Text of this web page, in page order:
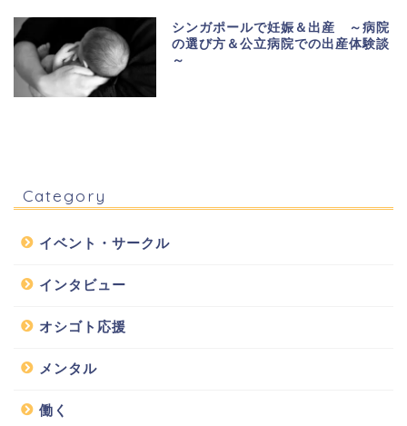
シンガポールで妊娠＆出産 ～病院
の選び方＆公立病院での出産体験談
～
Category
イベント・サークル
インタビュー
オシゴト応援
メンタル
働く